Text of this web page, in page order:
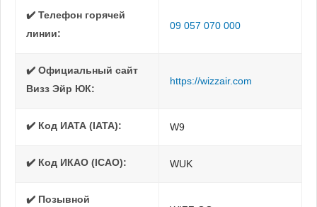
✔️ Телефон горячей
линии:
09 057 070 000
✔️ Официальный сайт
Визз Эйр ЮК:
https://wizzair.com
✔️ Код ИАТА (IATA): W9
✔️ Код ИКАО (ICAO): WUK
✔️ Позывной